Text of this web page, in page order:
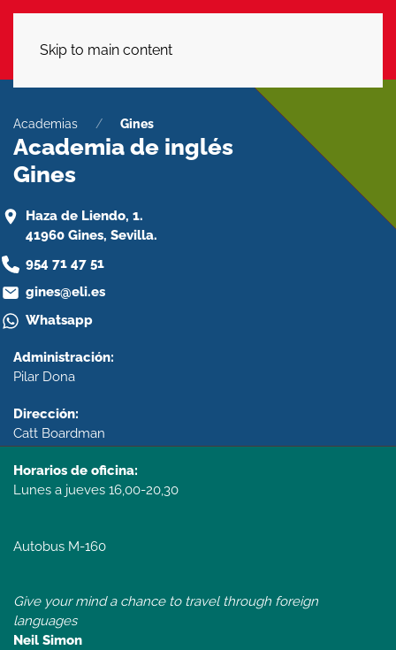
Skip to main content
Academias Gines
Academia de inglés
Gines
Haza de Liendo, 1.
41960 Gines, Sevilla.
954 71 47 51
gines@eli.es
Whatsapp
Administración:
Pilar Dona
Dirección:
Catt Boardman
Horarios de oficina:
Lunes a jueves 16,00-20,30
Autobus M-160
Give your mind a chance to travel through foreign
languages
Neil Simon